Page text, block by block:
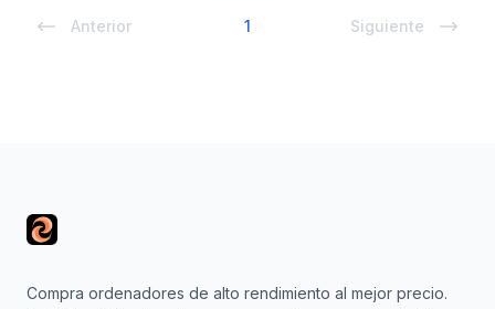
Anterior 1 Siguiente
Compra ordenadores de alto rendimiento al mejor precio.